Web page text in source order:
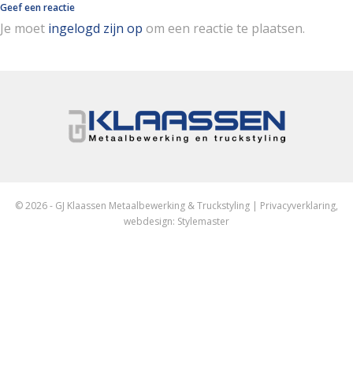
Geef een reactie
Je moet ingelogd zijn op om een reactie te plaatsen.
© 2026 - GJ Klaassen Metaalbewerking & Truckstyling | Privacyverklaring,
webdesign: Stylemaster